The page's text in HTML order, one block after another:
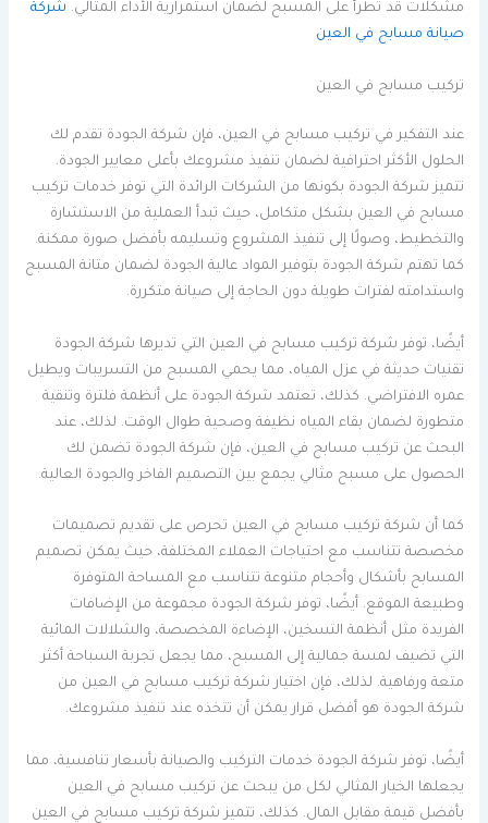
مشكلات قد تطرأ على المسبح لضمان استمرارية الأداء المثالي. شركة
صيانة مسابح في العين
تركيب مسابح في العين
عند التفكير في تركيب مسابح في العين، فإن شركة الجودة تقدم لك
الحلول الأكثر احترافية لضمان تنفيذ مشروعك بأعلى معايير الجودة.
تتميز شركة الجودة بكونها من الشركات الرائدة التي توفر خدمات تركيب
مسابح في العين بشكل متكامل، حيث تبدأ العملية من الاستشارة
والتخطيط، وصولًا إلى تنفيذ المشروع وتسليمه بأفضل صورة ممكنة.
كما تهتم شركة الجودة بتوفير المواد عالية الجودة لضمان متانة المسبح
واستدامته لفترات طويلة دون الحاجة إلى صيانة متكررة.
أيضًا، توفر شركة تركيب مسابح في العين التي تديرها شركة الجودة
تقنيات حديثة في عزل المياه، مما يحمي المسبح من التسريبات ويطيل
عمره الافتراضي. كذلك، تعتمد شركة الجودة على أنظمة فلترة وتنقية
متطورة لضمان بقاء المياه نظيفة وصحية طوال الوقت. لذلك، عند
البحث عن تركيب مسابح في العين، فإن شركة الجودة تضمن لك
الحصول على مسبح مثالي يجمع بين التصميم الفاخر والجودة العالية.
كما أن شركة تركيب مسابح في العين تحرص على تقديم تصميمات
مخصصة تتناسب مع احتياجات العملاء المختلفة، حيث يمكن تصميم
المسابح بأشكال وأحجام متنوعة تتناسب مع المساحة المتوفرة
وطبيعة الموقع. أيضًا، توفر شركة الجودة مجموعة من الإضافات
الفريدة مثل أنظمة التسخين، الإضاءة المخصصة، والشلالات المائية
التي تضيف لمسة جمالية إلى المسبح، مما يجعل تجربة السباحة أكثر
متعة ورفاهية. لذلك، فإن اختيار شركة تركيب مسابح في العين من
شركة الجودة هو أفضل قرار يمكن أن تتخذه عند تنفيذ مشروعك.
أيضًا، توفر شركة الجودة خدمات التركيب والصيانة بأسعار تنافسية، مما
يجعلها الخيار المثالي لكل من يبحث عن تركيب مسابح في العين
بأفضل قيمة مقابل المال. كذلك، تتميز شركة تركيب مسابح في العين